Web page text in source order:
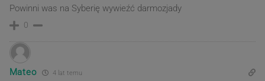
Powinni was na Syberię wywieźć darmozjady
0
Mateo 4 lat temu